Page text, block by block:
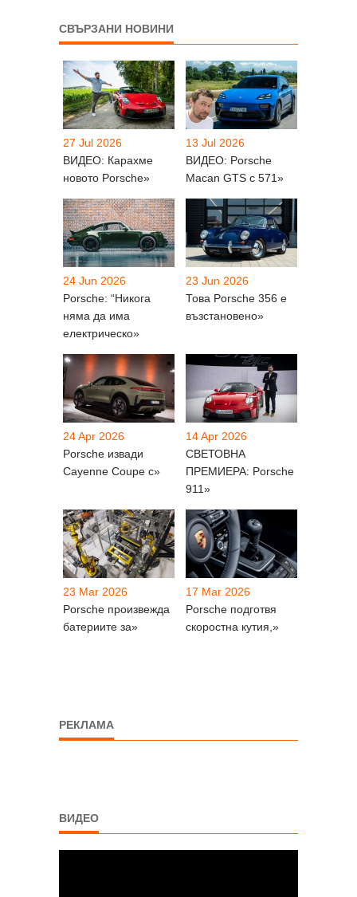
СВЪРЗАНИ НОВИНИ
27 Jul 2026
ВИДЕО: Карахме
новото Porsche»
13 Jul 2026
ВИДЕО: Porsche
Macan GTS с 571»
24 Jun 2026
Porsche: “Никога
няма да има
електрическо»
23 Jun 2026
Това Porsche 356 е
възстановено»
24 Apr 2026
Porsche извади
Cayenne Coupe с»
14 Apr 2026
СВЕТОВНА
ПРЕМИЕРА: Porsche
911»
23 Mar 2026
Porsche произвежда
батериите за»
17 Mar 2026
Porsche подготвя
скоростна кутия,»
РЕКЛАМА
ВИДЕО